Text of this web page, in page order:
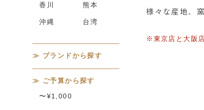
様々な産地、
※東京店と大阪
香川 熊本
沖縄 台湾
ブランドから探す
ご予算から探す
〜¥1,000